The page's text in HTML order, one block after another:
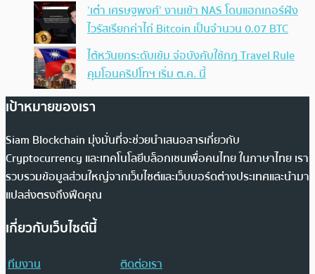
‘เต๋า เศรษฐพงศ์’ งานเข้า NAS โดนแฮกเกอร์ฝัง
ไวรัสเรียกค่าไถ่ Bitcoin เป็นจำนวน 0.07 BTC
ไต้หวันยกระดับเข้ม จ่อบังคับใช้กฏ Travel Rule
คุมโอนคริปโทฯ เริ่ม ต.ค. นี้
เป้าหมายของเรา
Siam Blockchain มุ่งมั่นที่จะช่วยนำเสนอสารเกี่ยวกับ
Cryptocurrency และเทคโนโลยีบล็อกเชนเพื่อคนไทย ในภาษาไทย เรา
รวบรวมข้อมูลส่วนใหญ่จากเว็บไซต์และเว็บบอร์ดต่างประเทศและนำมา
แปลส่งตรงถึงฟีดคุณ
เกี่ยวกับเว็บไซต์นี้
ทีมงาน
ติดต่อเรา